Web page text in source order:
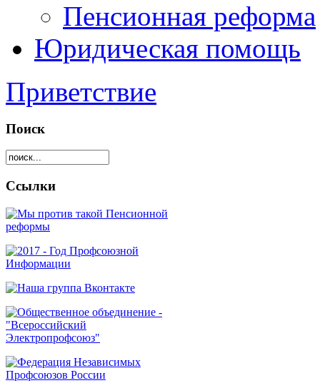
Пенсионная реформа
Юридическая помощь
Приветствие
Поиск
Ссылки